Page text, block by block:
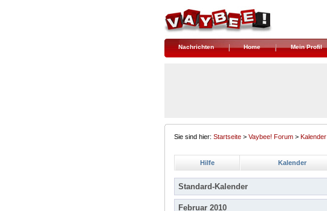
Nachrichten Home Mein Profil
Sie sind hier: Startseite > Vaybee! Forum > Kalender
Hilfe Kalender
Standard-Kalender
Februar 2010